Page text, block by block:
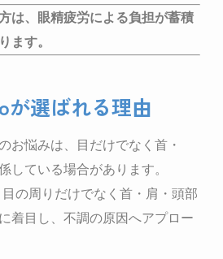
は、眼精疲労による負担が蓄積
ます。
が選ばれる理由
お悩みは、目だけでなく首・
している場合があります。
の周りだけでなく首・肩・頭部
着目し、不調の原因へアプロー